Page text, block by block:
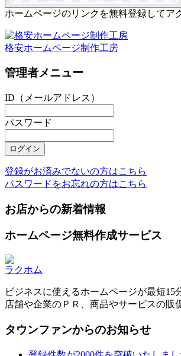
ホームページのリンクを無料登録してア
格安ホームページ制作工房
管理者メニュー
ID（メールアドレス）
パスワード
登録がお済みでないの方はこちら
パスワードをお忘れの方はこちら
お店からの新着情報
ホームページ無料作成サービス
ラクホム
ビジネスに使えるホームページが最短15
店舗や企業のＰＲ、商品やサービスの販
タウンファンからのお知らせ